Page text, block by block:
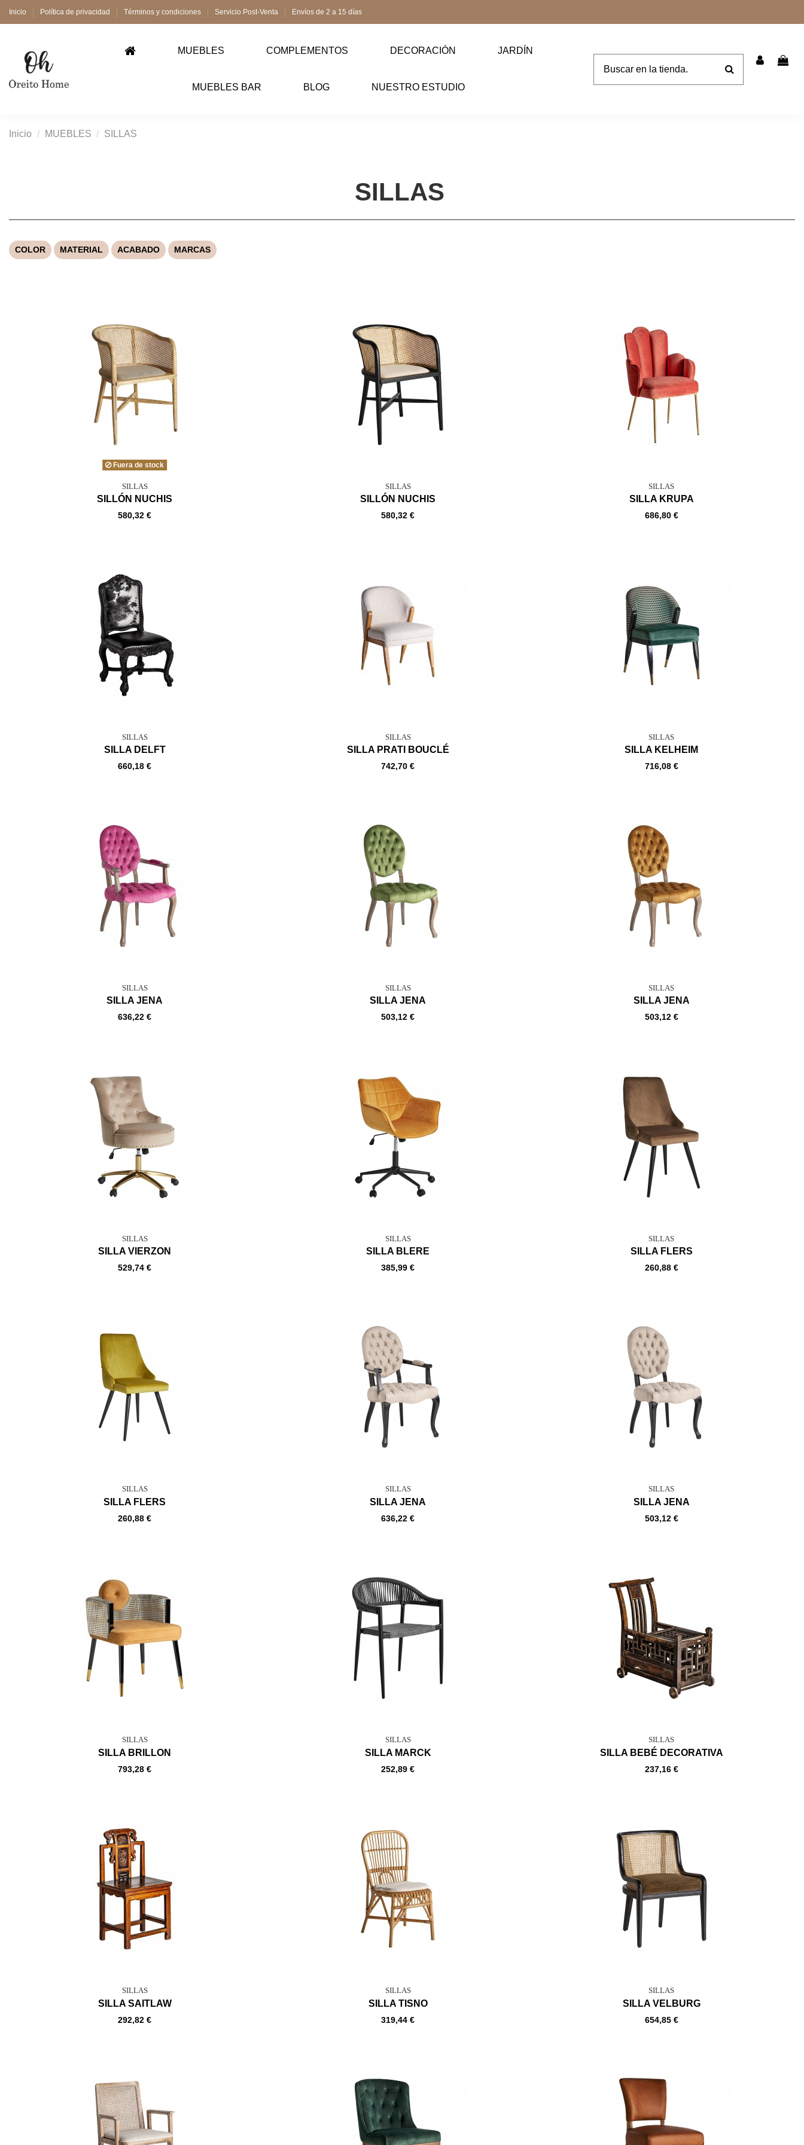
Inicio Política de privacidad Términos y condiciones Servicio Post-Venta Envíos de 2 a 15 días
MUEBLES COMPLEMENTOS DECORACIÓN JARDÍN
MUEBLES BAR BLOG NUESTRO ESTUDIO
Inicio MUEBLES SILLAS
SILLAS
COLOR MATERIAL ACABADO MARCAS
Fuera de stock
SILLAS
SILLÓN NUCHIS
580,32 €
SILLAS
SILLÓN NUCHIS
580,32 €
SILLAS
SILLA KRUPA
686,80 €
SILLAS
SILLA DELFT
660,18 €
SILLAS
SILLA PRATI BOUCLÉ
742,70 €
SILLAS
SILLA KELHEIM
716,08 €
SILLAS
SILLA JENA
636,22 €
SILLAS
SILLA JENA
503,12 €
SILLAS
SILLA JENA
503,12 €
SILLAS
SILLA VIERZON
529,74 €
SILLAS
SILLA BLERE
385,99 €
SILLAS
SILLA FLERS
260,88 €
SILLAS
SILLA FLERS
260,88 €
SILLAS
SILLA JENA
636,22 €
SILLAS
SILLA JENA
503,12 €
SILLAS
SILLA BRILLON
793,28 €
SILLAS
SILLA MARCK
252,89 €
SILLAS
SILLA BEBÉ DECORATIVA
237,16 €
SILLAS
SILLA SAITLAW
292,82 €
SILLAS
SILLA TISNO
319,44 €
SILLAS
SILLA VELBURG
654,85 €